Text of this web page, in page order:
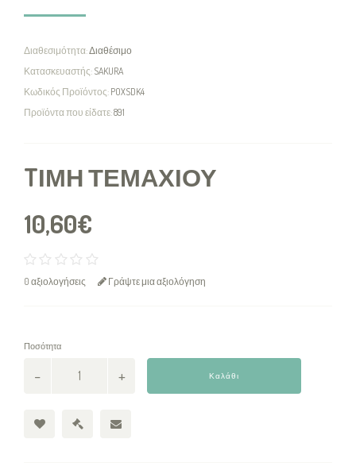
Διαθεσιμότητα:Διαθέσιμο
Κατασκευαστής: SAKURA
Κωδικός Προϊόντος: POXSDK4
Προϊόντα που είδατε:891
TΙΜΉ ΤΕΜΑΧΊΟΥ
10,60€
0 αξιολογήσεις Γράψτε μια αξιολόγηση
Ποσότητα
Καλάθι